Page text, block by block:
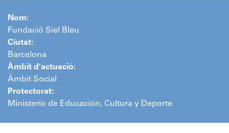
Nom:
Fundació Siel Bleu
Ciutat:
Barcelona
Àmbit d'actuació:
Àmbit Social
Protectorat:
Ministerio de Educación, Cultura y Deporte